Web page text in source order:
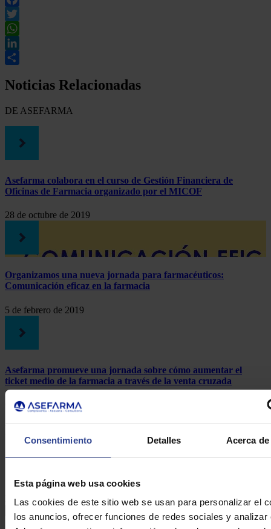
Consentimiento Detalles Acerca
Esta página web usa cookies
Las cookies de este sitio web se usan para personalizar el
los anuncios, ofrecer funciones de redes sociales y analizar
Facebook
Twitter
WhatsApp
LinkedIn
Noticias Relacionadas
DE ASEFARMA
Asefarma colabora en el curso de Gestión Financiera de
Oficinas de Farmacia organizado por el MICOF
28 de octubre de 2019
Organizamos una nueva jornada para farmacéuticos:
Comunicación eficaz en la farmacia
5 de febrero de 2019
Asefarma promueve una jornada sobre cómo aumentar el
ticket medio de la farmacia a través de la venta cruzada
6 de septiembre de 2012
DE ASEFARMA
Nombre:*